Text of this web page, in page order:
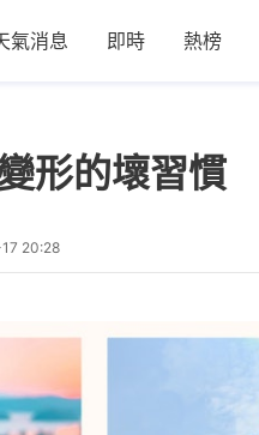
氣消息 即時 熱榜
形的壞習慣
20:28